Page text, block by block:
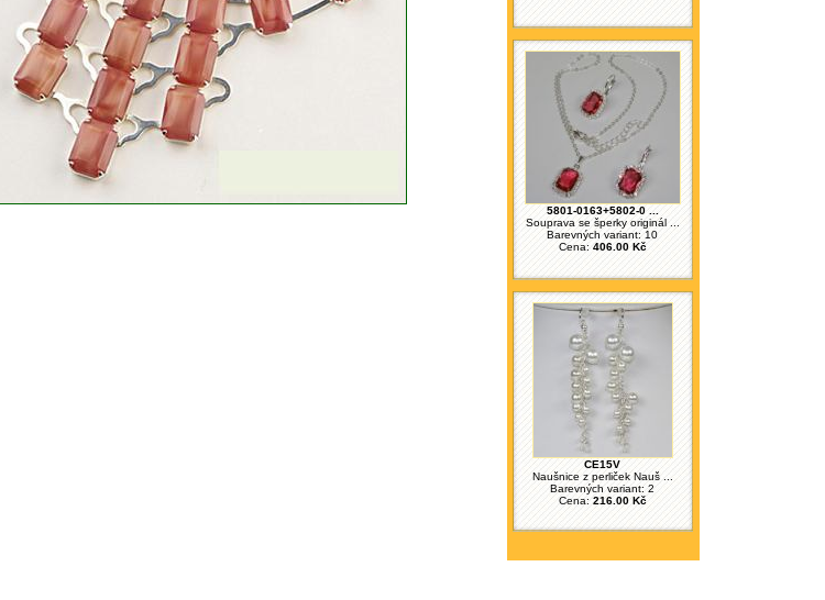
5801-0163+5802-0 ...
Souprava se šperky originál ...
Barevných variant: 10
Cena: 406.00 Kč
CE15V
Naušnice z perliček Nauš ...
Barevných variant: 2
Cena: 216.00 Kč